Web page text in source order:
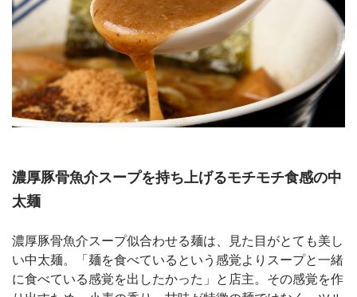
濃厚豚骨魚介スープを持ち上げるモチモチ食感の中
太麺
濃厚豚骨魚介スープ似合わせる麺は、見た目がとても美し
い中太麺。「麺を食べているという感覚よりスープと一緒
に食べている感覚を出したかった」と店主。その感覚を作